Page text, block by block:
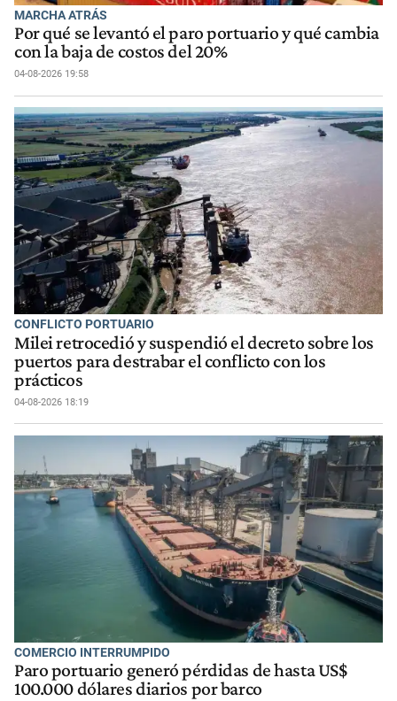
MARCHA ATRÁS
Por qué se levantó el paro portuario y qué cambia
con la baja de costos del 20%
04-08-2026 19:58
CONFLICTO PORTUARIO
Milei retrocedió y suspendió el decreto sobre los
puertos para destrabar el conflicto con los
prácticos
04-08-2026 18:19
COMERCIO INTERRUMPIDO
Paro portuario generó pérdidas de hasta US$
100.000 dólares diarios por barco